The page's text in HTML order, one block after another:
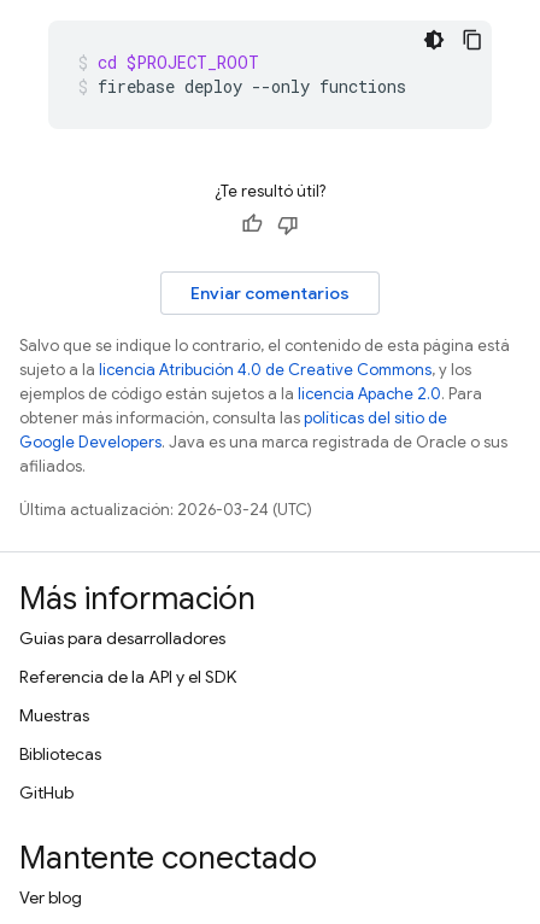
cd $PROJECT_ROOT
firebase deploy --only functions
¿Te resultó útil?
Enviar comentarios
Salvo que se indique lo contrario, el contenido de esta página está
sujeto a la licencia Atribución 4.0 de Creative Commons, y los
ejemplos de código están sujetos a la licencia Apache 2.0. Para
obtener más información, consulta laspolíticas del sitio de
Google Developers. Java es una marca registrada de Oracle o sus
afiliados.
Última actualización: 2026-03-24 (UTC)
Más información
Guías para desarrolladores
Referencia de la API y el SDK
Muestras
Bibliotecas
GitHub
Mantente conectado
Ver blog